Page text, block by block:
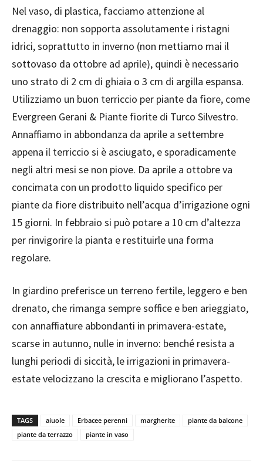
Nel vaso, di plastica, facciamo attenzione al
drenaggio: non sopporta assolutamente i ristagni
idrici, soprattutto in inverno (non mettiamo mai il
sottovaso da ottobre ad aprile), quindi è necessario
uno strato di 2 cm di ghiaia o 3 cm di argilla espansa.
Utilizziamo un buon terriccio per piante da fiore, come
Evergreen Gerani & Piante fiorite di Turco Silvestro.
Annaffiamo in abbondanza da aprile a settembre
appena il terriccio si è asciugato, e sporadicamente
negli altri mesi se non piove. Da aprile a ottobre va
concimata con un prodotto liquido specifico per
piante da fiore distribuito nell’acqua d’irrigazione ogni
15 giorni. In febbraio si può potare a 10 cm d’altezza
per rinvigorire la pianta e restituirle una forma
regolare.
In giardino preferisce un terreno fertile, leggero e ben
drenato, che rimanga sempre soffice e ben arieggiato,
con annaffiature abbondanti in primavera-estate,
scarse in autunno, nulle in inverno: benché resista a
lunghi periodi di siccità, le irrigazioni in primavera-
estate velocizzano la crescita e migliorano l’aspetto.
TAGS aiuole Erbacee perenni margherite
piante da balcone
piante da terrazzo
piante in vaso